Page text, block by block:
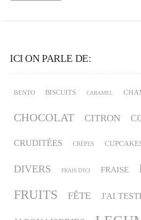
ICI ON PARLE DE:
BENTO BISCUITS CARAMEL
CHOCOLAT CITRON
CRUDITÉES CRÈPES
DIVERS FRAIS D'ICI FRAISE
FRUITS FÊTE J'AI